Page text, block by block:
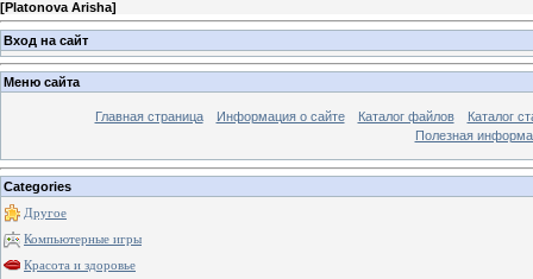
[Platonova Arisha]
Вход на сайт
Меню сайта
Главная страница Информация о сайте Каталог файлов
Каталог
Полезная
Categories
Другое
Компьютерные игры
Красота и здоровье